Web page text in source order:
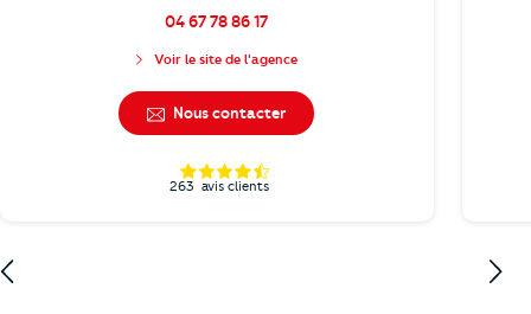
04 67 78 86 17
Voir le site de l'agence
Nous contacter
263 avis clients